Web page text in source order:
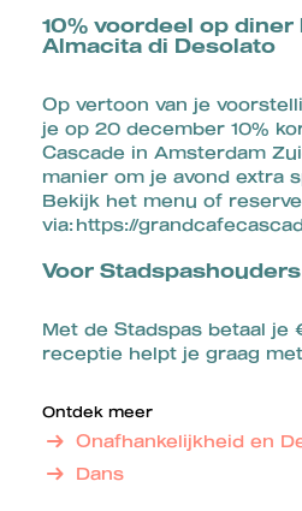
10% voordeel op diner
Almacita di Desolato
Op vertoon van je
je op 20 december 10%
Cascade in Amsterdam
manier om je avond extra
Bekijk het menu of
via:https://
Voor Stadspashouders
Met de Stadspas betaal je
receptie helpt je graag
Ontdek meer
Onafhankelijkheid en
Dans